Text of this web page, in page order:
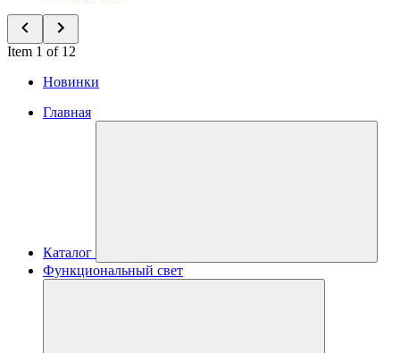
Item 1 of 12
Новинки
Главная
Каталог
Функциональный свет